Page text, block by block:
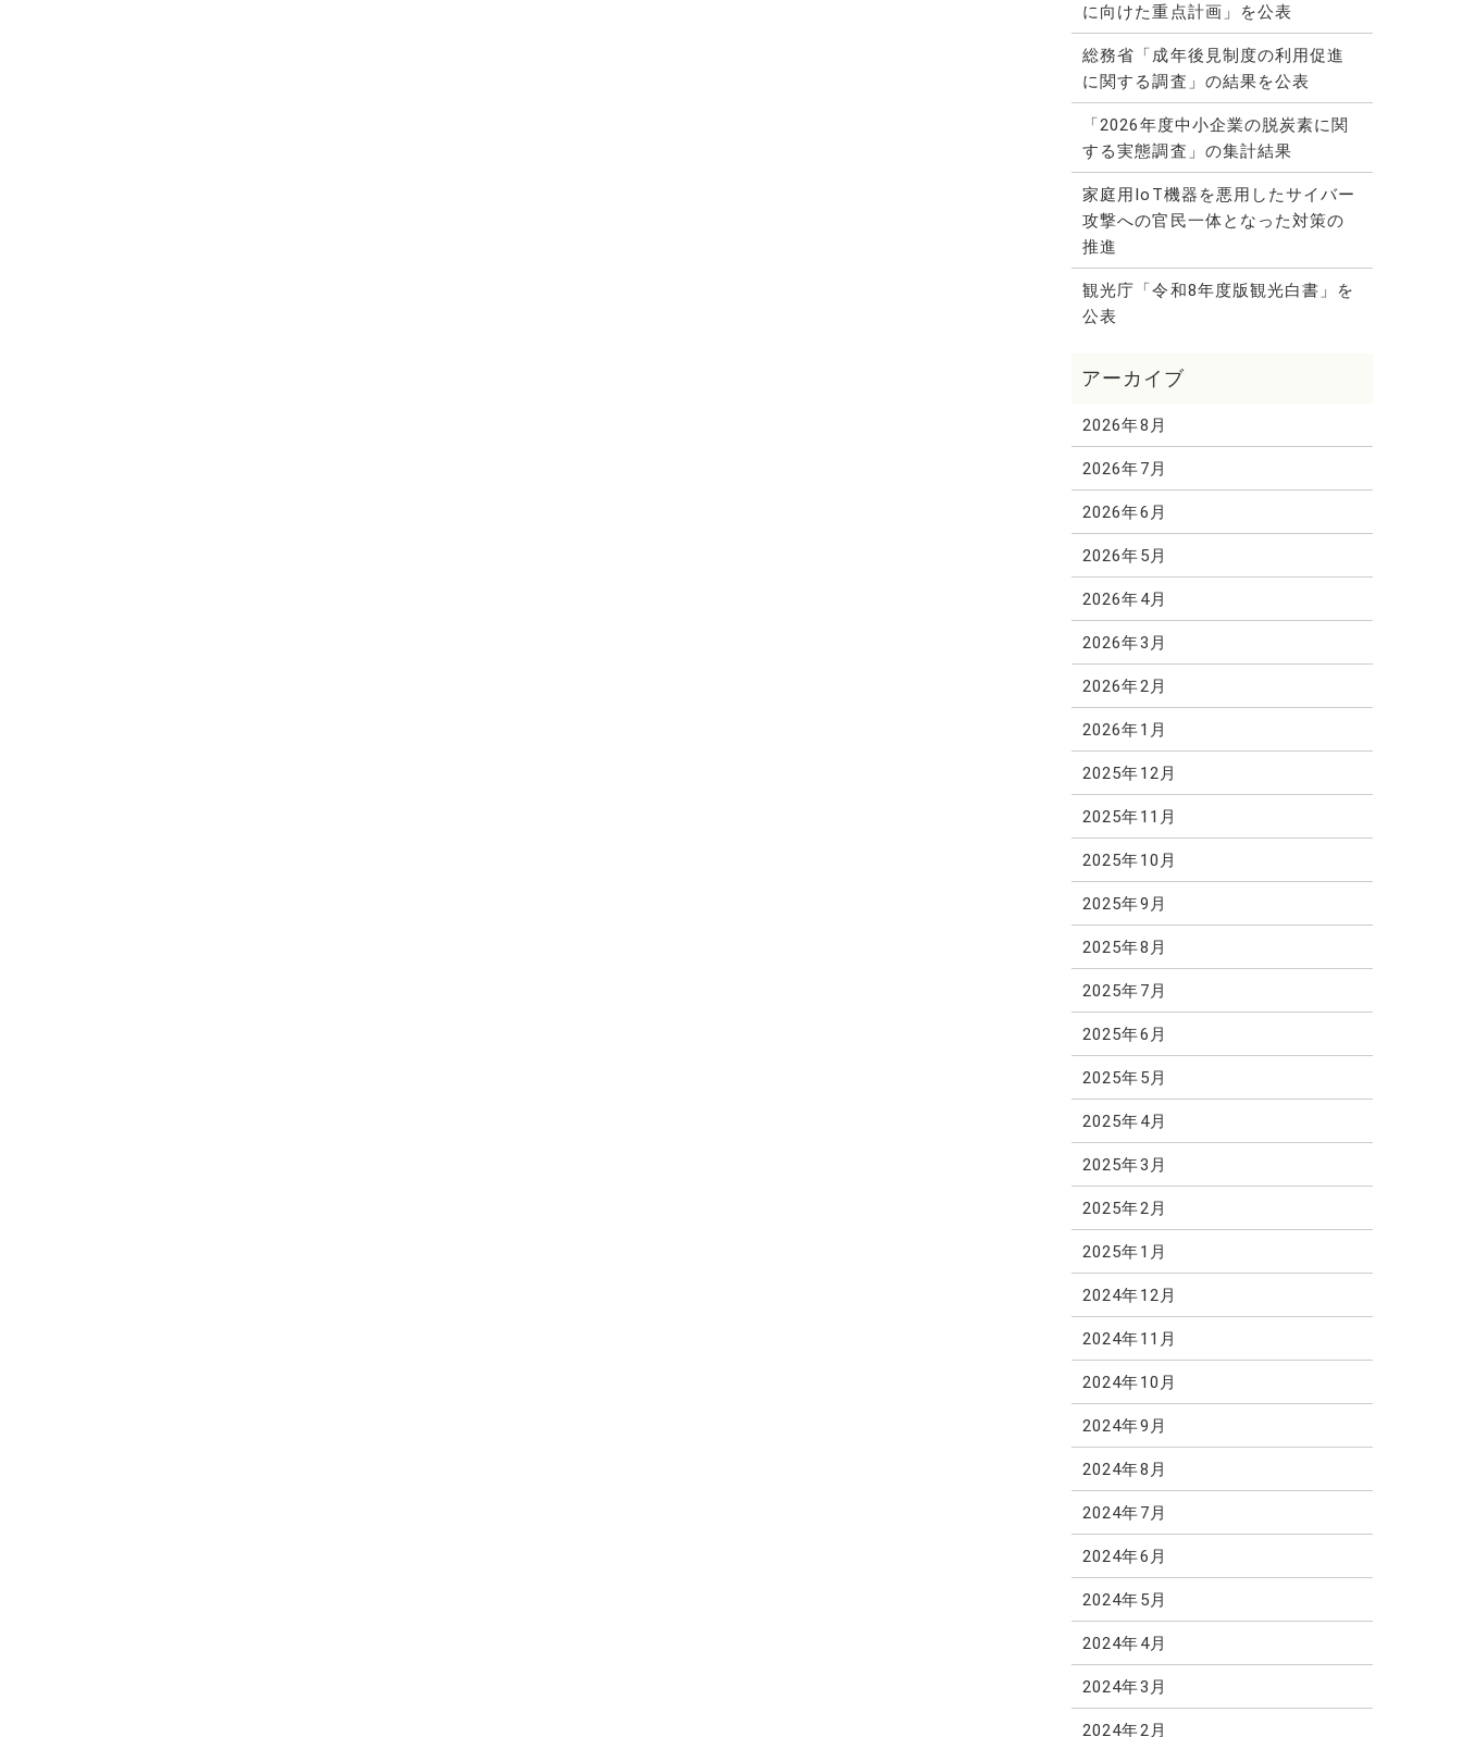
に向けた重点計画」を公表
総務省「成年後見制度の利用促進
に関する調査」の結果を公表
「2026年度中小企業の脱炭素に関
する実態調査」の集計結果
家庭用IoT機器を悪用したサイバー
攻撃への官民一体となった対策の
推進
観光庁「令和8年度版観光白書」を
公表
2026年8月
2026年7月
2026年6月
2026年5月
2026年4月
2026年3月
2026年2月
2026年1月
2025年12月
2025年11月
2025年10月
2025年9月
2025年8月
2025年7月
2025年6月
2025年5月
2025年4月
2025年3月
2025年2月
2025年1月
2024年12月
2024年11月
2024年10月
2024年9月
2024年8月
2024年7月
2024年6月
2024年5月
2024年4月
2024年3月
2024年2月